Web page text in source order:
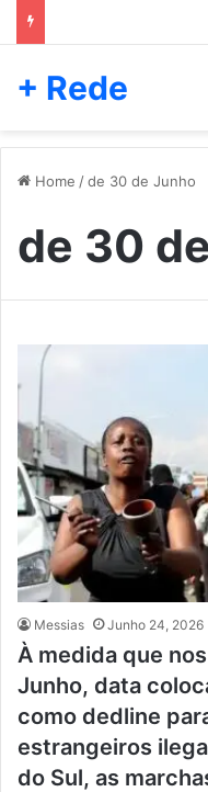
+ Rede
Home /de 30 de Junho
de 30
Messias Junho 24, 2026
À medida que
Junho, data
como dedline
estrangeiros
do Sul, as